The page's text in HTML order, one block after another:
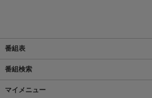
番組表
番組検索
マイメニュー